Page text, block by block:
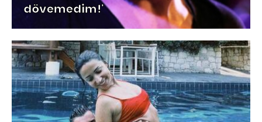
dövemedim!'